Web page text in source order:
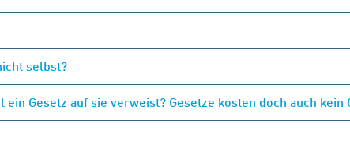
selbst?
Gesetz auf sie verweist? Gesetze kosten doch auch kein